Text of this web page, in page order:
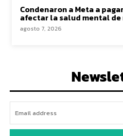
Condenaron a Meta a
afectar la salud mental de
agosto 7, 2026